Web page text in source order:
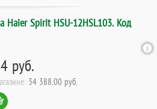
Haier Spirit HSU-12HSL103. Код
руб.
34 388.00 руб.